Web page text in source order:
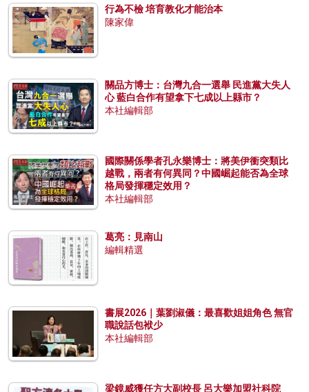
行為不檢 培育教化才能治本
陳家偉
關品方博士：台灣九合一選舉 民進黨大失人
心 藍白合作有望拿下七成以上縣市？
本社編輯部
國際關係學者孔永樂博士：將美伊衝突類比
越戰，兩者有何異同？中國崛起能否為全球
格局發揮穩定效用？
本社編輯部
葛亮：見南山
編輯精選
書展2026｜葉劉淑儀：最喜歡姐姐角色 無官
職說話包袱少
本社編輯部
梁鏡威獲任方大副校長 呂大樂加盟社科院